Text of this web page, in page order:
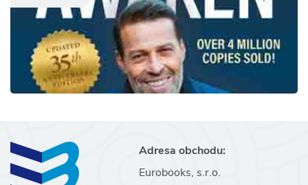
Adresa obchodu:
Eurobooks, s.r.o.